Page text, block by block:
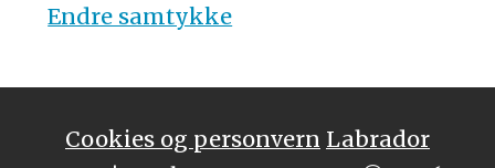
Endre samtykke
Cookies og personvern Labrador